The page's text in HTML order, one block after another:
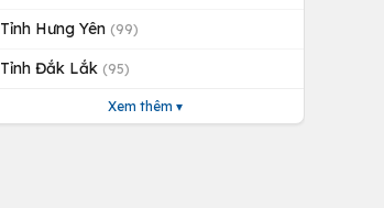
Tỉnh Hưng Yên (99)
Tỉnh Đắk Lắk (95)
Xem thêm ▾